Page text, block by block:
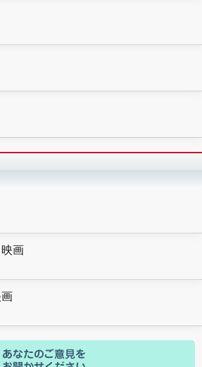
画